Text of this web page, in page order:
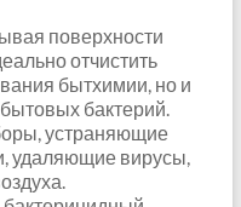
поверхности
отчистить
бытхимии, но и
бактерий.
устраняющие
удаляющие вирусы,